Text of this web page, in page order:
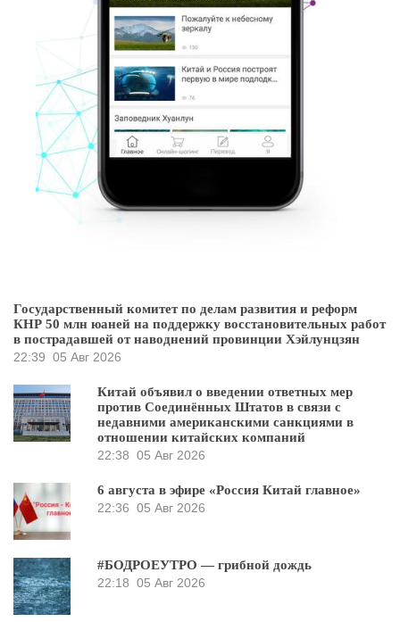
Государственный комитет по делам развития и реформ
КНР 50 млн юаней на поддержку восстановительных работ
в пострадавшей от наводнений провинции Хэйлунцзян
22:39 05 Авг 2026
Китай объявил о введении ответных мер
против Соединённых Штатов в связи с
недавними американскими санкциями в
отношении китайских компаний
22:38 05 Авг 2026
6 августа в эфире «Россия Китай главное»
22:36 05 Авг 2026
#БОДРОЕУТРО — грибной дождь
22:18 05 Авг 2026